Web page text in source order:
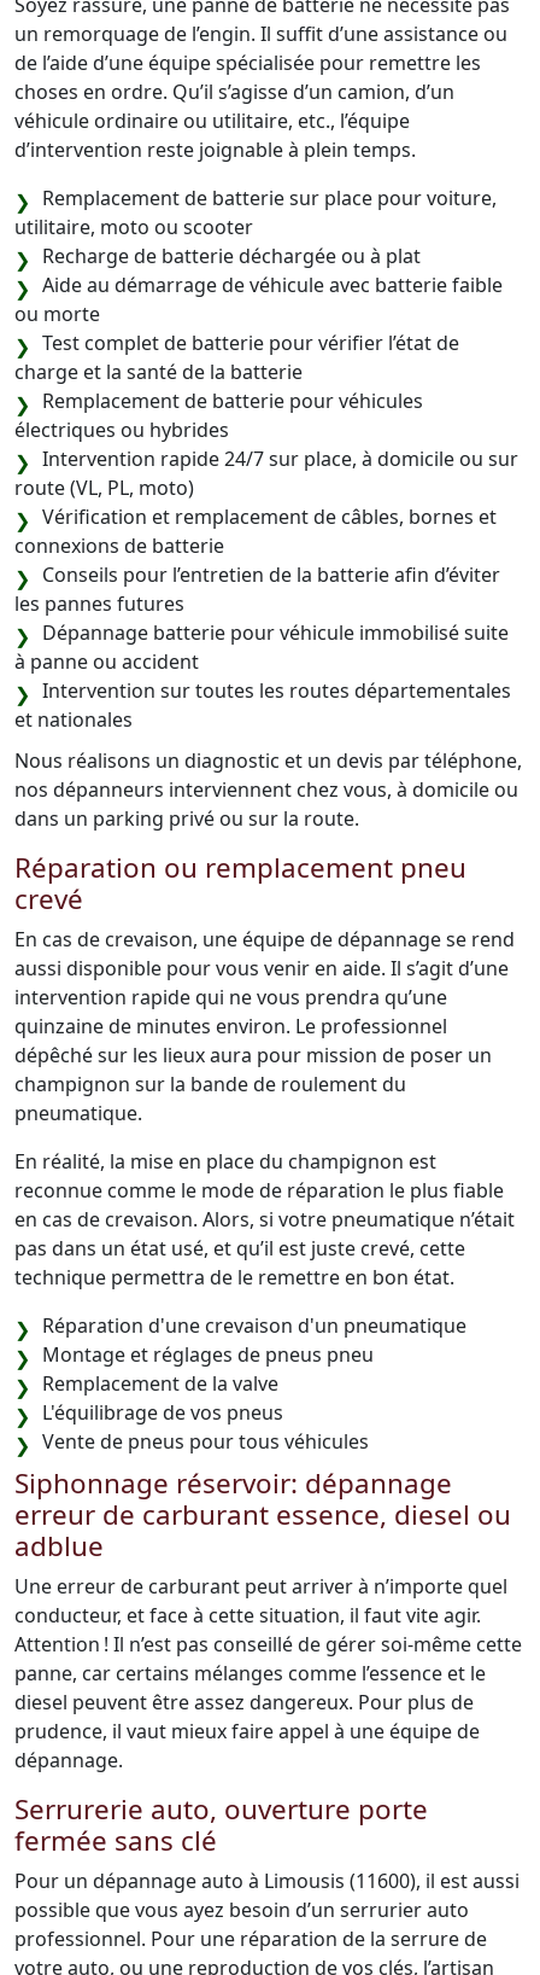
un remorquage de l’engin. Il suffit d’une assistance ou
de l’aide d’une équipe spécialisée pour remettre les
choses en ordre. Qu’il s’agisse d’un camion, d’un
véhicule ordinaire ou utilitaire, etc., l’équipe
d’intervention reste joignable à plein temps.
Remplacement de batterie sur place pour voiture,
utilitaire, moto ou scooter
Recharge de batterie déchargée ou à plat
Aide au démarrage de véhicule avec batterie faible
ou morte
Test complet de batterie pour vérifier l’état de
charge et la santé de la batterie
Remplacement de batterie pour véhicules
électriques ou hybrides
Intervention rapide 24/7 sur place, à domicile ou sur
route (VL, PL, moto)
Vérification et remplacement de câbles, bornes et
connexions de batterie
Conseils pour l’entretien de la batterie afin d’éviter
les pannes futures
Dépannage batterie pour véhicule immobilisé suite
à panne ou accident
Intervention sur toutes les routes départementales
et nationales
Nous réalisons un diagnostic et un devis par téléphone,
nos dépanneurs interviennent chez vous, à domicile ou
dans un parking privé ou sur la route.
Réparation ou remplacement pneu
crevé
En cas de crevaison, une équipe de dépannage se rend
aussi disponible pour vous venir en aide. Il s’agit d’une
intervention rapide qui ne vous prendra qu’une
quinzaine de minutes environ. Le professionnel
dépêché sur les lieux aura pour mission de poser un
champignon sur la bande de roulement du
pneumatique.
En réalité, la mise en place du champignon est
reconnue comme le mode de réparation le plus fiable
en cas de crevaison. Alors, si votre pneumatique n’était
pas dans un état usé, et qu’il est juste crevé, cette
technique permettra de le remettre en bon état.
Réparation d'une crevaison d'un pneumatique
Montage et réglages de pneus pneu
Remplacement de la valve
L'équilibrage de vos pneus
Vente de pneus pour tous véhicules
Siphonnage réservoir: dépannage
erreur de carburant essence, diesel ou
adblue
Une erreur de carburant peut arriver à n’importe quel
conducteur, et face à cette situation, il faut vite agir.
Attention ! Il n’est pas conseillé de gérer soi-même cette
panne, car certains mélanges comme l’essence et le
diesel peuvent être assez dangereux. Pour plus de
prudence, il vaut mieux faire appel à une équipe de
dépannage.
Serrurerie auto, ouverture porte
fermée sans clé
Pour un dépannage auto à Limousis (11600), il est aussi
possible que vous ayez besoin d’un serrurier auto
professionnel. Pour une réparation de la serrure de
votre auto, ou une reproduction de vos clés, l’artisan